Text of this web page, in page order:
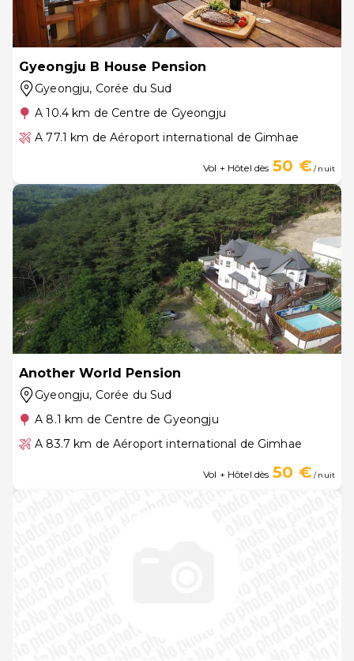
Gyeongju B House Pension
Gyeongju, Corée du Sud
A 10.4 km de Centre de Gyeongju
A 77.1 km de Aéroport international de Gimhae
Vol + Hôtel dès 50 €/ nuit
Another World Pension
Gyeongju, Corée du Sud
A 8.1 km de Centre de Gyeongju
A 83.7 km de Aéroport international de Gimhae
Vol + Hôtel dès 50 €/ nuit